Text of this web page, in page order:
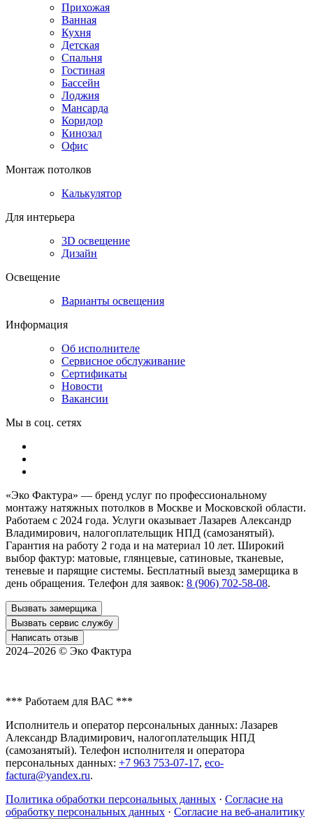
Прихожая
Ванная
Кухня
Детская
Спальня
Гостиная
Бассейн
Лоджия
Мансарда
Коридор
Кинозал
Офис
Монтаж потолков
Калькулятор
Для интерьера
3D освещение
Дизайн
Освещение
Варианты освещения
Информация
Об исполнителе
Сервисное обслуживание
Сертификаты
Новости
Вакансии
Мы в соц. сетях
«Эко Фактура» — бренд услуг по профессиональному
монтажу натяжных потолков в Москве и Московской области.
Работаем с 2024 года. Услуги оказывает Лазарев Александр
Владимирович, налогоплательщик НПД (самозанятый).
Гарантия на работу 2 года и на материал 10 лет. Широкий
выбор фактур: матовые, глянцевые, сатиновые, тканевые,
теневые и парящие системы. Бесплатный выезд замерщика в
день обращения. Телефон для заявок: 8 (906) 702-58-08.
Вызвать замерщика
Вызвать сервис службу
Написать отзыв
2024–2026 © Эко Фактура
*** Работаем для ВАС ***
Исполнитель и оператор персональных данных: Лазарев
Александр Владимирович, налогоплательщик НПД
(самозанятый). Телефон исполнителя и оператора
персональных данных: +7 963 753-07-17, eco-
factura@yandex.ru.
Политика обработки персональных данных · Согласие на
обработку персональных данных · Согласие на веб-аналитику